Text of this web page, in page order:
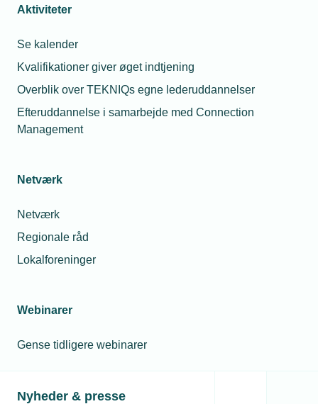
Aktiviteter
Se kalender
Kvalifikationer giver øget indtjening
Overblik over TEKNIQs egne lederuddannelser
Efteruddannelse i samarbejde med Connection
Management
Netværk
Netværk
Regionale råd
Lokalforeninger
Webinarer
Gense tidligere webinarer
Nyheder & presse